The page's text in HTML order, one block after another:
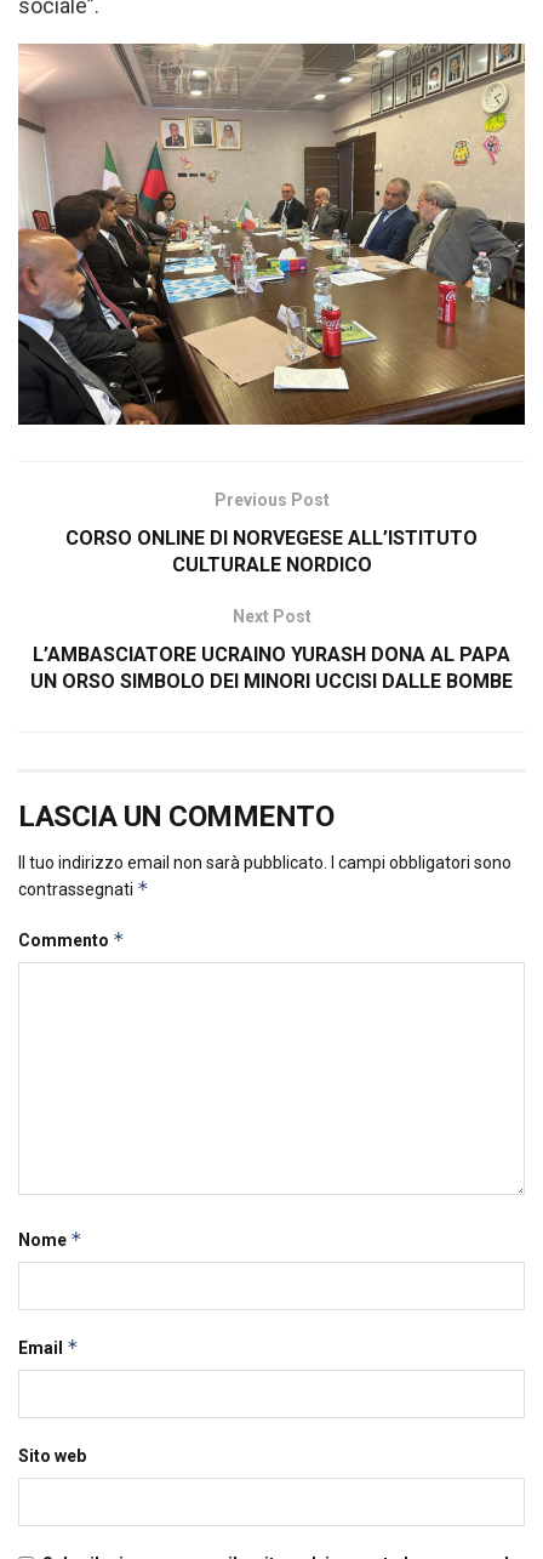
sociale”.
Previous Post
CORSO ONLINE DI NORVEGESE ALL’ISTITUTO
CULTURALE NORDICO
Next Post
L’AMBASCIATORE UCRAINO YURASH DONA AL PAPA
UN ORSO SIMBOLO DEI MINORI UCCISI DALLE BOMBE
LASCIA UN COMMENTO
Il tuo indirizzo email non sarà pubblicato.
I campi obbligatori sono
contrassegnati *
Commento *
Nome *
Email *
Sito web